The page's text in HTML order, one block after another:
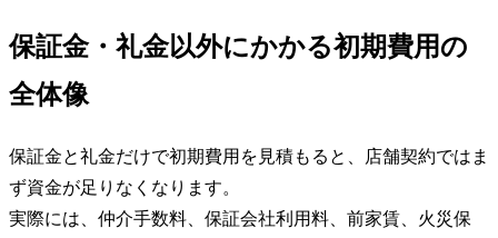
保証金・礼金以外にかかる初期費用の
全体像
保証金と礼金だけで初期費用を見積もると、店舗契約ではま
ず資金が足りなくなります。
実際には、仲介手数料、保証会社利用料、前家賃、火災保